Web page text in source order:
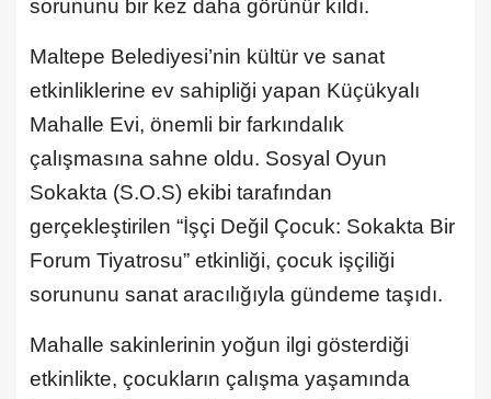
sorununu bir kez daha görünür kıldı.
Maltepe Belediyesi’nin kültür ve sanat
etkinliklerine ev sahipliği yapan Küçükyalı
Mahalle Evi, önemli bir farkındalık
çalışmasına sahne oldu. Sosyal Oyun
Sokakta (S.O.S) ekibi tarafından
gerçekleştirilen “İşçi Değil Çocuk: Sokakta Bir
Forum Tiyatrosu” etkinliği, çocuk işçiliği
sorununu sanat aracılığıyla gündeme taşıdı.
Mahalle sakinlerinin yoğun ilgi gösterdiği
etkinlikte, çocukların çalışma yaşamında